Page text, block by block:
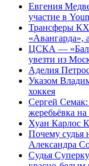
Евгения
участие в
Трансферы
«Авангарда»,
ЦСКА —
увезти из
Аделия
Указом
хоккея
Сергей
жеребьёвка на
Хуан Карлос
Почему судья
Александра
Судья